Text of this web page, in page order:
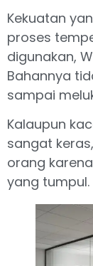
Kekuatan
proses
digunakan,
Bahannya
sampai
Kalaupun
sangat
orang
yang tumpul.